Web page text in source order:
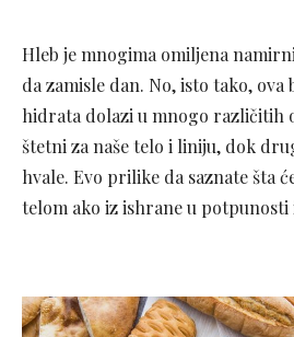
Hleb je mnogima omiljena
da zamisle dan. No, isto tako, ova
hidrata dolazi u mnogo različitih
štetni za naše telo i liniju, dok
hvale. Evo prilike da saznate šta
telom ako iz ishrane u potpunosti